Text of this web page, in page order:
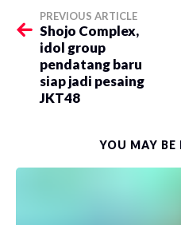
PREVIOUS ARTICLE
Shojo Complex,
idol group
pendatang baru
siap jadi pesaing
JKT48
YOU MAY BE